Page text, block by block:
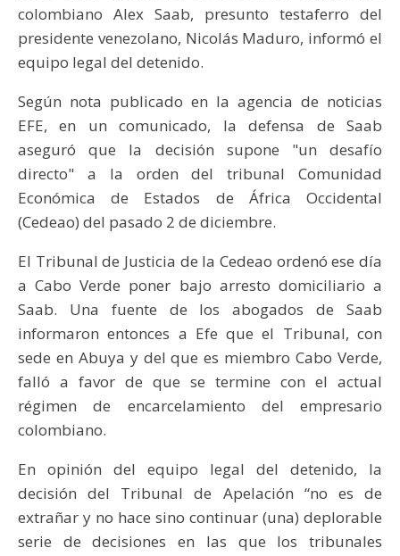
colombiano Alex Saab, presunto testaferro del
presidente venezolano, Nicolás Maduro, informó el
equipo legal del detenido.
Según nota publicado en la agencia de noticias
EFE, en un comunicado, la defensa de Saab
aseguró que la decisión supone "un desafío
directo" a la orden del tribunal Comunidad
Económica de Estados de África Occidental
(Cedeao) del pasado 2 de diciembre.
El Tribunal de Justicia de la Cedeao ordenó ese día
a Cabo Verde poner bajo arresto domiciliario a
Saab. Una fuente de los abogados de Saab
informaron entonces a Efe que el Tribunal, con
sede en Abuya y del que es miembro Cabo Verde,
falló a favor de que se termine con el actual
régimen de encarcelamiento del empresario
colombiano.
En opinión del equipo legal del detenido, la
decisión del Tribunal de Apelación “no es de
extrañar y no hace sino continuar (una) deplorable
serie de decisiones en las que los tribunales